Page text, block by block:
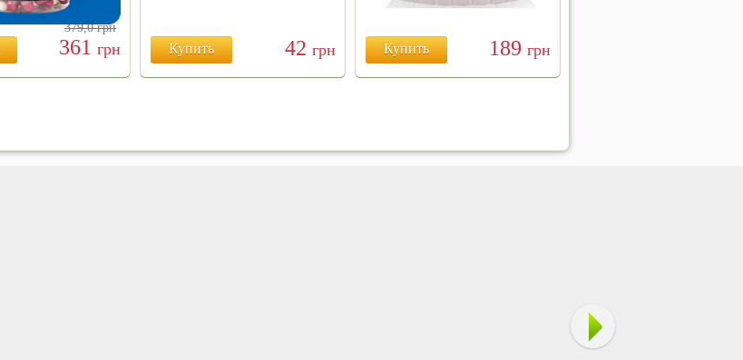
379,0грн
361 грн Купить 42 грн Купить 189 грн